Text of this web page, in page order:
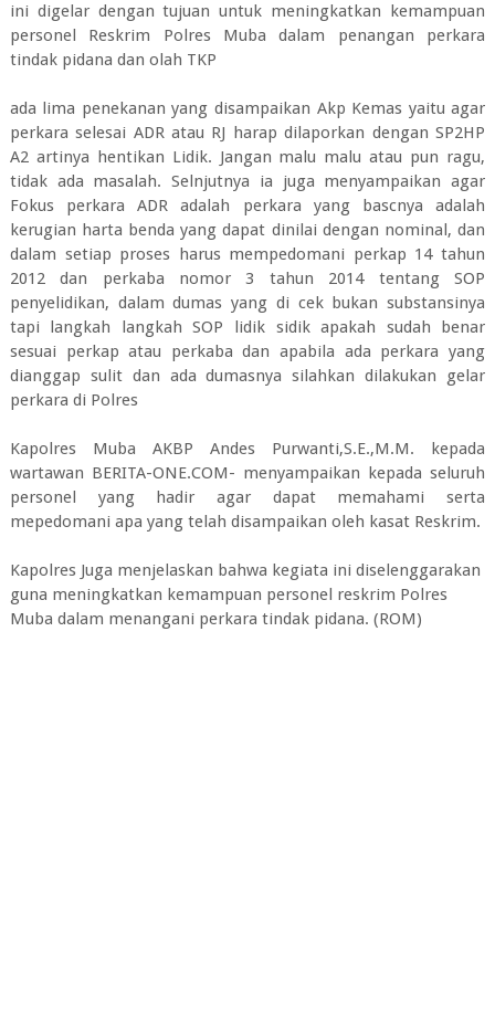
ini digelar dengan tujuan untuk meningkatkan kemampuan
personel Reskrim Polres Muba dalam penangan perkara
tindak pidana dan olah TKP
ada lima penekanan yang disampaikan Akp Kemas yaitu agar
perkara selesai ADR atau RJ harap dilaporkan dengan SP2HP
A2 artinya hentikan Lidik. Jangan malu malu atau pun ragu,
tidak ada masalah. Selnjutnya ia juga menyampaikan agar
Fokus perkara ADR adalah perkara yang bascnya adalah
kerugian harta benda yang dapat dinilai dengan nominal, dan
dalam setiap proses harus mempedomani perkap 14 tahun
2012 dan perkaba nomor 3 tahun 2014 tentang SOP
penyelidikan, dalam dumas yang di cek bukan substansinya
tapi langkah langkah SOP lidik sidik apakah sudah benar
sesuai perkap atau perkaba dan apabila ada perkara yang
dianggap sulit dan ada dumasnya silahkan dilakukan gelar
perkara di Polres
Kapolres Muba AKBP Andes Purwanti,S.E.,M.M. kepada
wartawan BERITA-ONE.COM- menyampaikan kepada seluruh
personel yang hadir agar dapat memahami serta
mepedomani apa yang telah disampaikan oleh kasat Reskrim.
Kapolres Juga menjelaskan bahwa kegiata ini diselenggarakan
guna meningkatkan kemampuan personel reskrim Polres
Muba dalam menangani perkara tindak pidana. (ROM)